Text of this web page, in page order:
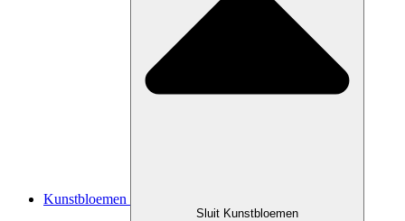
Kunstbloemen
Sluit Kunstbloemen